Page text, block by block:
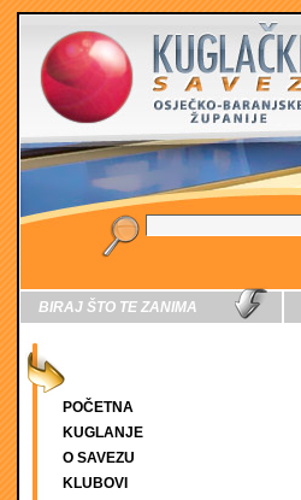
BIRAJ ŠTO TE ZANIMA
POČETNA
KUGLANJE
O SAVEZU
KLUBOVI